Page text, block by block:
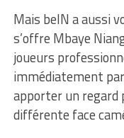
Mais beIN a aussi
s’offre Mbaye
joueurs
immédiatement
apporter un regard
différente face